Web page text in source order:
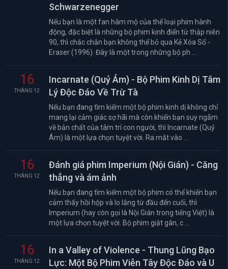
Schwarzenegger
Nếu bạn là một fan hâm mộ của thể loại phim hành
động, đặc biệt là những bộ phim kinh điển từ thập niên
90, thì chắc chắn bạn không thể bỏ qua Kẻ Xóa Sổ -
Eraser (1996). Đây là một trong những bộ ph ...
16
THÁNG 12
Incarnate (Quỷ Ám) - Bộ Phim Kinh Dị Tâm
Lý Độc Đáo Về Trừ Tà
Nếu bạn đang tìm kiếm một bộ phim kinh dị không chỉ
mang lại cảm giác sợ hãi mà còn khiến bạn suy ngẫm
về bản chất của tâm trí con người, thì Incarnate (Quỷ
Ám) là một lựa chọn tuyệt vời. Ra mắt vào ...
16
THÁNG 12
Đánh giá phim Imperium (Nội Gián) - Căng
thẳng và ám ảnh
Nếu bạn đang tìm kiếm một bộ phim có thể khiến bạn
cảm thấy hồi hộp và lo lắng từ đầu đến cuối, thì
Imperium (hay còn gọi là Nội Gián trong tiếng Việt) là
một lựa chọn tuyệt vời. Bộ phim giật gân, c ...
16
THÁNG 12
In a Valley of Violence - Thung Lũng Bạo
Lực: Một Bộ Phim Viễn Tây Độc Đáo và U